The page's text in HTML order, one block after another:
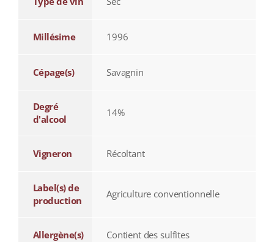
Millésime 1996
Cépage(s) Savagnin
Degré
d'alcool
14%
Vigneron Récoltant
Label(s) de
production
Agriculture conventionnelle
Allergène(s) Contient des sulfites